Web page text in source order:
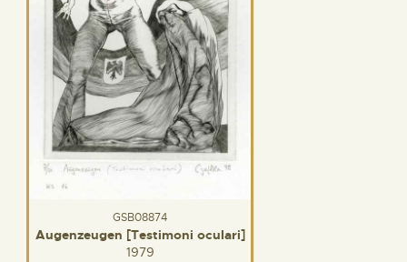
GSB08874
Augenzeugen [Testimoni oculari]
1979